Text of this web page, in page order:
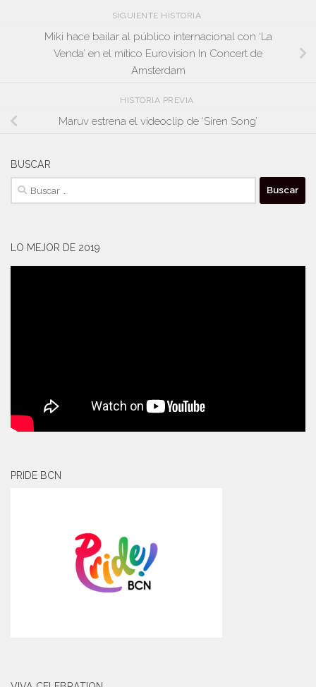
SIGUIENTE HISTORIA
Miki hace bailar al público internacional con ‘La
Venda’ en el mítico Eurovision In Concert de
Amsterdam
HISTORIA PREVIA
Maruv estrena el videoclip de ‘Siren Song’
BUSCAR
Buscar:
LO MEJOR DE 2019
PRIDE BCN